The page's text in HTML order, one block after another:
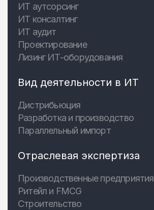
ИТ аутсорсинг
ИТ консалтинг
ИТ аудит
Проектирование
Лизинг ИТ-оборудования
Вид деятельности в ИТ
Дистрибьюция
Разработка и производство
Параллельный импорт
Отраслевая экспертиза
Производственные предприятия
Ритейл и FMCG
Строительство